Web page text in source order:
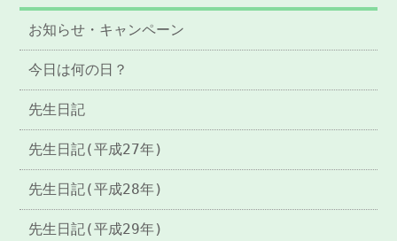
お知らせ・キャンペーン
今日は何の日？
先生日記
先生日記(平成27年)
先生日記(平成28年)
先生日記(平成29年)